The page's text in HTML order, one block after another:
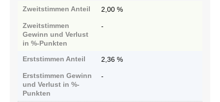
Zweitstimmen Anteil 2,00 %
Zweitstimmen
Gewinn und Verlust
in %-Punkten
-
Erststimmen Anteil 2,36 %
Erststimmen Gewinn
und Verlust in %-
Punkten
-